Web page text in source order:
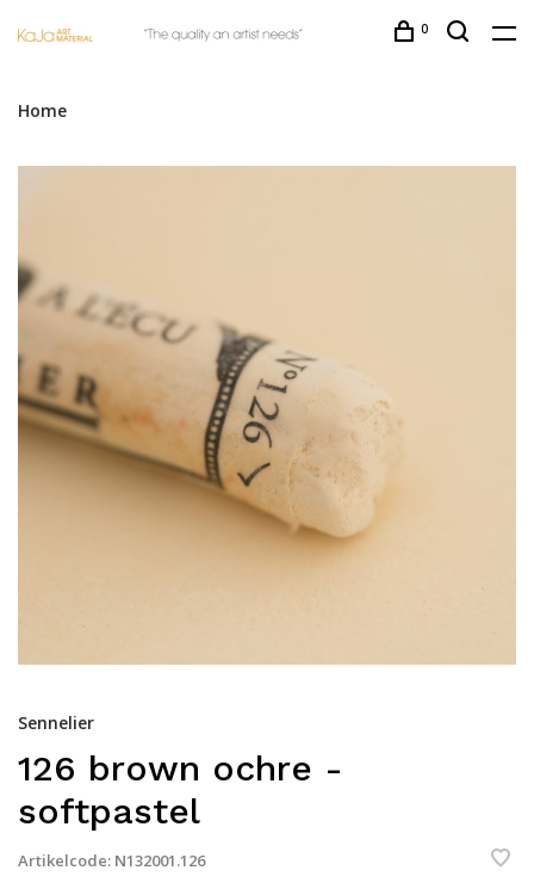
0
Home
Sennelier
126 brown ochre -
softpastel
Artikelcode: N132001.126